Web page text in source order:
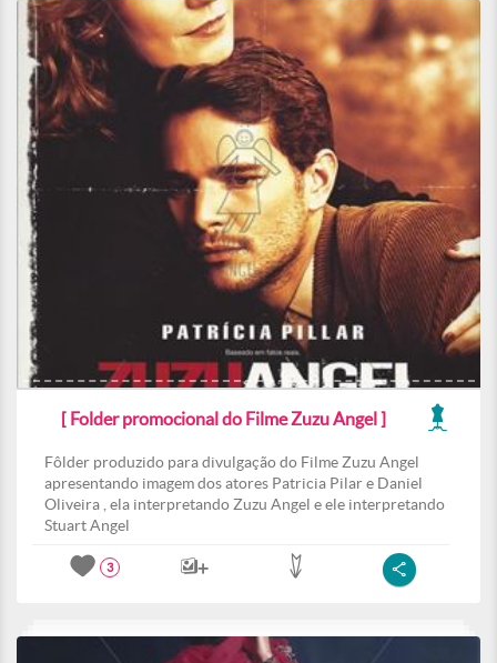
[ Folder promocional do Filme Zuzu Angel ]
Fôlder produzido para divulgação do Filme Zuzu Angel
apresentando imagem dos atores Patricia Pilar e Daniel
Oliveira , ela interpretando Zuzu Angel e ele interpretando
Stuart Angel
3